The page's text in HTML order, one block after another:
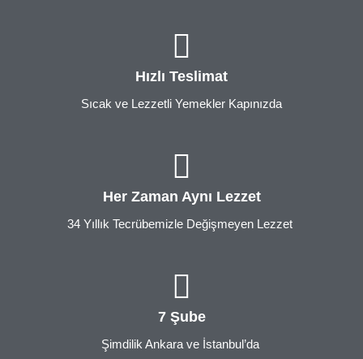
Hızlı Teslimat
Sıcak ve Lezzetli Yemekler Kapınızda
Her Zaman Aynı Lezzet
34 Yıllık Tecrübemizle Değişmeyen Lezzet
7 Şube
Şimdilik Ankara ve İstanbul’da